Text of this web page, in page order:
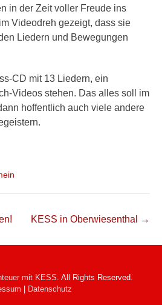
in der Zeit voller Freude ins
Videodreh gezeigt, dass sie
Liedern und Bewegungen
CD mit 13 Liedern, ein
Videos stehen. Das alles soll im
hoffentlich auch viele andere
KESS in Oberwiesenthal →
mit KESS. All Rights Reserved.
Datenschutz